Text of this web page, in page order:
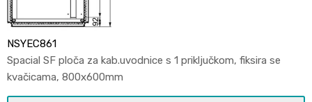
NSYEC861
Spacial SF ploča za kab.uvodnice s 1 priključkom, fiksira se
kvačicama, 800x600mm